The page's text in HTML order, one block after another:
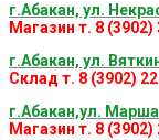
г.Абакан, ул.
Магазин т. 8
г.Абакан, ул.
Склад т. 8 (3902)
г.Абакан,ул.
Магазин т. 8